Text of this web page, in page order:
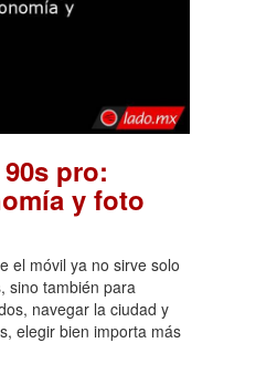
pro:
y foto
el móvil ya no sirve solo
sino también para
navegar la ciudad y
elegir bien importa más